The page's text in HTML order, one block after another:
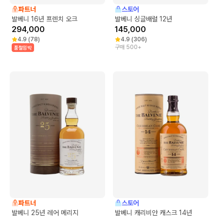
파트너
발베니 16년 프렌치 오크
294,000
4.9 (78)
품절임박
스토어
발베니 싱글배럴 12년
145,000
4.9 (306)
구매 500+
파트너
발베니 25년 레어 메리지
스토어
발베니 캐리비안 캐스크 14년